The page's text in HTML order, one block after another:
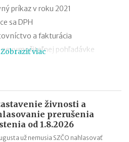
príkaz v roku 2021
sa DPH
a fakturácia
pohľadávke
2021
v roku 2021 (daň a odvody)
obdobie firmy v likvidácii?
Zobraziť viac
živnosti a
prerušenia
od 1.8.2026
už nemusia SZČO nahlasovať